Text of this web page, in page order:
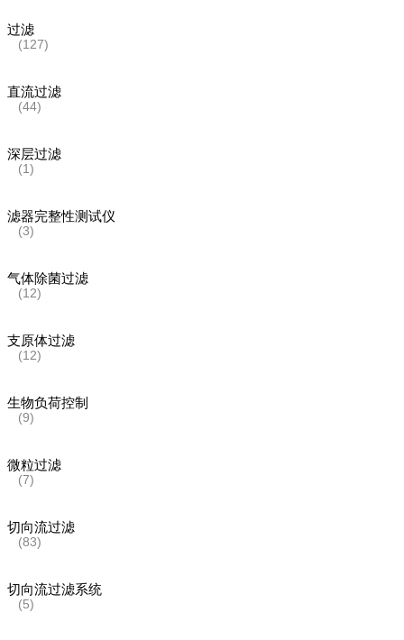
过滤
(127)
直流过滤
(44)
深层过滤
(1)
滤器完整性测试仪
(3)
气体除菌过滤
(12)
支原体过滤
(12)
生物负荷控制
(9)
微粒过滤
(7)
切向流过滤
(83)
切向流过滤系统
(5)